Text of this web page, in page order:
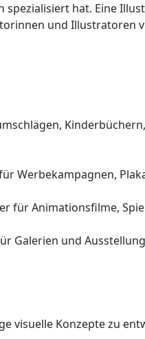
hat. Eine
und Illustratoren
Werbekampagnen,
Animationsfilme,
Galerien und
visuelle Konzepte zu